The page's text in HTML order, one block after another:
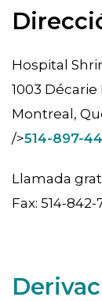
Hospital
1003
Montreal,
/>514-897-
Llamada
Fax: 514-842-